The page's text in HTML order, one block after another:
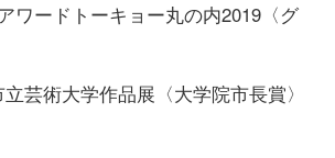
ードトーキョー丸の内2019〈グ
大学作品展〈大学院市長賞〉